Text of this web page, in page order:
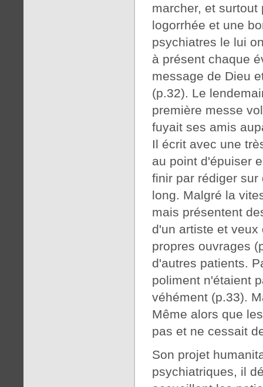
marcher, et
logorrhée et une
psychiatres le lui
à présent chaque
message de Dieu
(p.32). Le
première messe
fuyait ses amis
Il écrit avec une
au point d'épuiser
finir par rédiger
long. Malgré la
mais présentent
d'un artiste et
propres ouvrages
d'autres patients.
poliment n'étaient
véhément (p.33).
Même alors que
pas et ne cessait
Son projet
psychiatriques, il